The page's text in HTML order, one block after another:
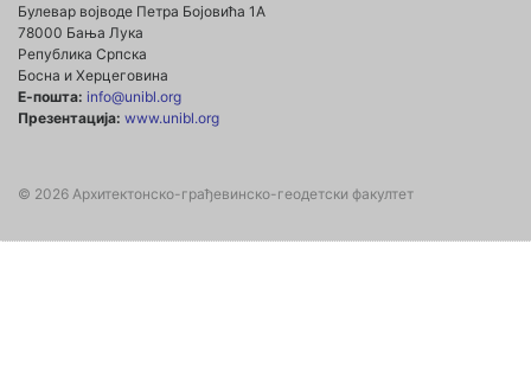
Булевар војводе Петра Бојовића 1А
78000 Бања Лука
Република Српска
Босна и Херцеговина
Е-пошта: info@unibl.org
Презентација: www.unibl.org
© 2026 Архитектонско-грађевинско-геодетски факултет